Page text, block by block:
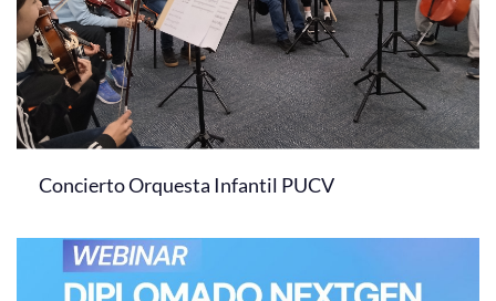
Concierto Orquesta Infantil PUCV